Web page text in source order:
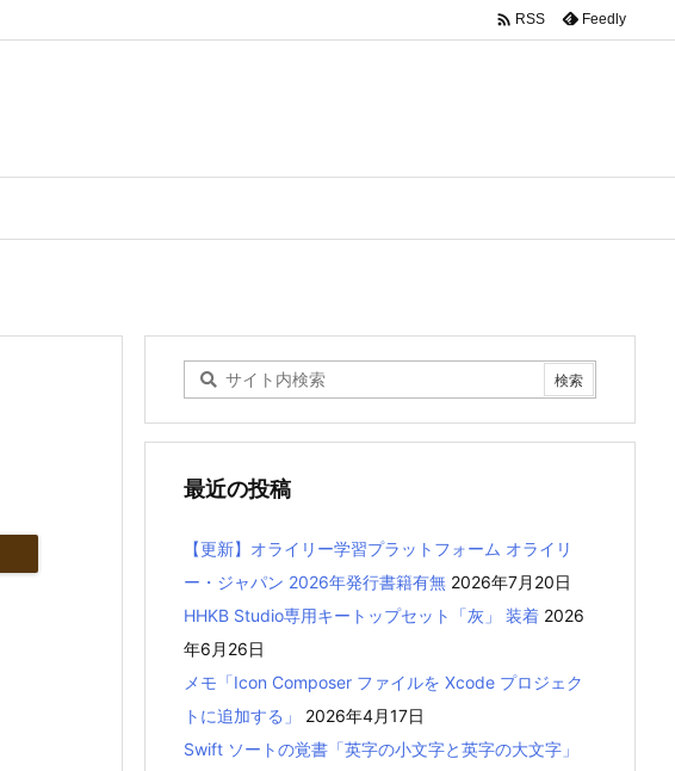
 RSS Feedly
最近の投稿
【更新】オライリー学習プラットフォーム オライリ
ー・ジャパン 2026年発行書籍有無 2026年7月20日
HHKB Studio専用キートップセット「灰」 装着 2026
年6月26日
メモ「Icon Composer ファイルを Xcode プロジェク
トに追加する」
2026年4月17日
Swift ソートの覚書「英字の小文字と英字の大文字」